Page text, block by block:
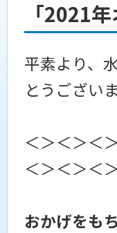
「2021
平素より、
とうございま
＜＞＜＞
＜＞＜＞＜＞
おかげをも